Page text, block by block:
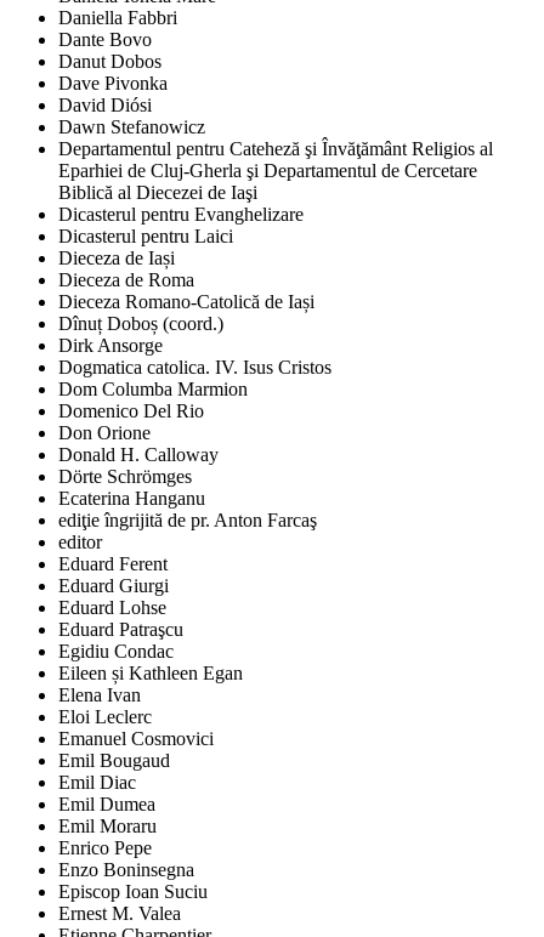
Daniella Fabbri
Dante Bovo
Danut Dobos
Dave Pivonka
David Diósi
Dawn Stefanowicz
Departamentul pentru Cateheză şi Învăţământ Religios al
Eparhiei de Cluj-Gherla şi Departamentul de Cercetare
Biblică al Diecezei de Iaşi
Dicasterul pentru Evanghelizare
Dicasterul pentru Laici
Dieceza de Iași
Dieceza de Roma
Dieceza Romano-Catolică de Iași
Dînuț Doboș (coord.)
Dirk Ansorge
Dogmatica catolica. IV. Isus Cristos
Dom Columba Marmion
Domenico Del Rio
Don Orione
Donald H. Calloway
Dörte Schrömges
Ecaterina Hanganu
ediţie îngrijită de pr. Anton Farcaş
editor
Eduard Ferent
Eduard Giurgi
Eduard Lohse
Eduard Patraşcu
Egidiu Condac
Eileen și Kathleen Egan
Elena Ivan
Eloi Leclerc
Emanuel Cosmovici
Emil Bougaud
Emil Diac
Emil Dumea
Emil Moraru
Enrico Pepe
Enzo Boninsegna
Episcop Ioan Suciu
Ernest M. Valea